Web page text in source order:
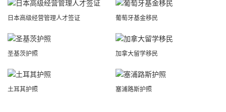
日本高级经营管理人才签证 葡萄牙基金移民
圣基茨护照 加拿大留学移民
土耳其护照 塞浦路斯护照